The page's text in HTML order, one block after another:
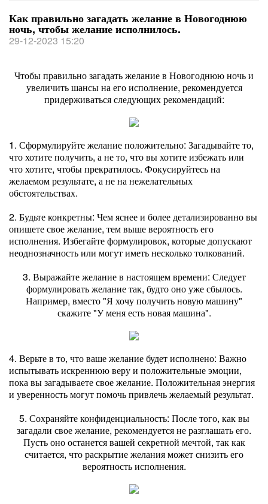
Как правильно загадать желание в Новогоднюю
ночь, чтобы желание исполнилось.
29-12-2023 15:20
Чтобы правильно загадать желание в Новогоднюю ночь и
увеличить шансы на его исполнение, рекомендуется
придерживаться следующих рекомендаций:
1. Сформулируйте желание положительно: Загадывайте то,
что хотите получить, а не то, что вы хотите избежать или
что хотите, чтобы прекратилось. Фокусируйтесь на
желаемом результате, а не на нежелательных
обстоятельствах.
2. Будьте конкретны: Чем яснее и более детализированно вы
опишете свое желание, тем выше вероятность его
исполнения. Избегайте формулировок, которые допускают
неоднозначность или могут иметь несколько толкований.
3. Выражайте желание в настоящем времени: Следует
формулировать желание так, будто оно уже сбылось.
Например, вместо "Я хочу получить новую машину"
скажите "У меня есть новая машина".
4. Верьте в то, что ваше желание будет исполнено: Важно
испытывать искреннюю веру и положительные эмоции,
пока вы загадываете свое желание. Положительная энергия
и уверенность могут помочь привлечь желаемый результат.
5. Сохраняйте конфиденциальность: После того, как вы
загадали свое желание, рекомендуется не разглашать его.
Пусть оно останется вашей секретной мечтой, так как
считается, что раскрытие желания может снизить его
вероятность исполнения.